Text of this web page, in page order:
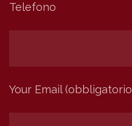
Telefono
Your Email